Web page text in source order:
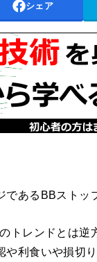
シェア
であるBBストッ
トレンドとは
や利食いや損切